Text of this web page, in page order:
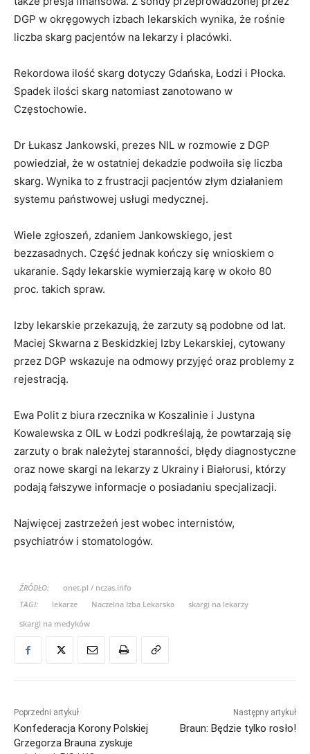
DGP w okręgowych izbach lekarskich wynika, że rośnie
liczba skarg pacjentów na lekarzy i placówki.
Rekordowa ilość skarg dotyczy Gdańska, Łodzi i Płocka.
Spadek ilości skarg natomiast zanotowano w
Częstochowie.
Dr Łukasz Jankowski, prezes NIL w rozmowie z DGP
powiedział, że w ostatniej dekadzie podwoiła się liczba
skarg. Wynika to z frustracji pacjentów złym działaniem
systemu państwowej usługi medycznej.
Wiele zgłoszeń, zdaniem Jankowskiego, jest
bezzasadnych. Część jednak kończy się wnioskiem o
ukaranie. Sądy lekarskie wymierzają karę w około 80
proc. takich spraw.
Izby lekarskie przekazują, że zarzuty są podobne od lat.
Maciej Skwarna z Beskidzkiej Izby Lekarskiej, cytowany
przez DGP wskazuje na odmowy przyjęć oraz problemy z
rejestracją.
Ewa Polit z biura rzecznika w Koszalinie i Justyna
Kowalewska z OIL w Łodzi podkreślają, że powtarzają się
zarzuty o brak należytej staranności, błędy diagnostyczne
oraz nowe skargi na lekarzy z Ukrainy i Białorusi, którzy
podają fałszywe informacje o posiadaniu specjalizacji.
Najwięcej zastrzeżeń jest wobec internistów,
psychiatrów i stomatologów.
ŹRÓDŁO:
onet.pl / nczas.info
TAGI:
lekarze Naczelna Izba Lekarska
skargi na lekarzy
skargi na medyków
Poprzedni artykuł
Konfederacja Korony Polskiej
Grzegorza Brauna zyskuje
Następny artykuł
Braun: Będzie tylko rosło!